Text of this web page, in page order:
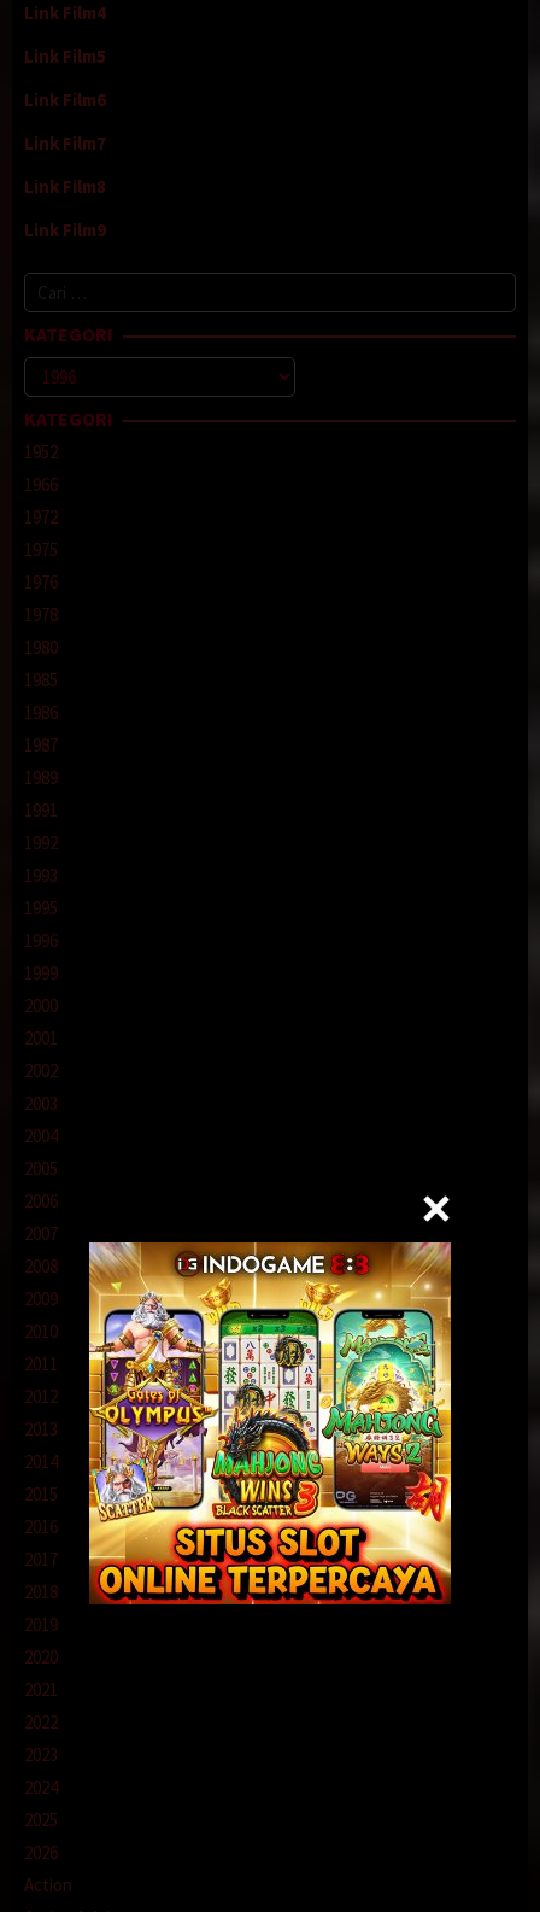
Link Film4
Link Film5
Link Film6
Link Film7
Link Film8
Link Film9
Cari
untuk:
KATEGORI
Kategori
KATEGORI
1952
1966
1972
1975
1976
1978
1980
1985
1986
1987
1989
1991
1992
1993
1995
1996
1999
2000
2001
2002
2003
2004
2005
2006
2007
2008
2009
2010
2011
2012
2013
2014
2015
2016
2017
2018
2019
2020
2021
2022
2023
2024
2025
2026
Action